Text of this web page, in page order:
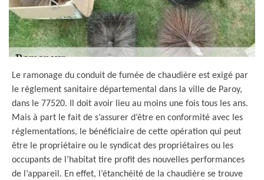
Le ramonage du conduit de fumée de chaudière est exigé par
le règlement sanitaire départemental dans la ville de Paroy,
dans le 77520. Il doit avoir lieu au moins une fois tous les ans.
Mais à part le fait de s’assurer d’être en conformité avec les
réglementations, le bénéficiaire de cette opération qui peut
être le propriétaire ou le syndicat des propriétaires ou les
occupants de l’habitat tire profit des nouvelles performances
de l’appareil. En effet, l’étanchéité de la chaudière se trouve